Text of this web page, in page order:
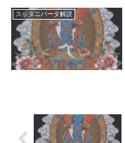
スッタニパータ解説